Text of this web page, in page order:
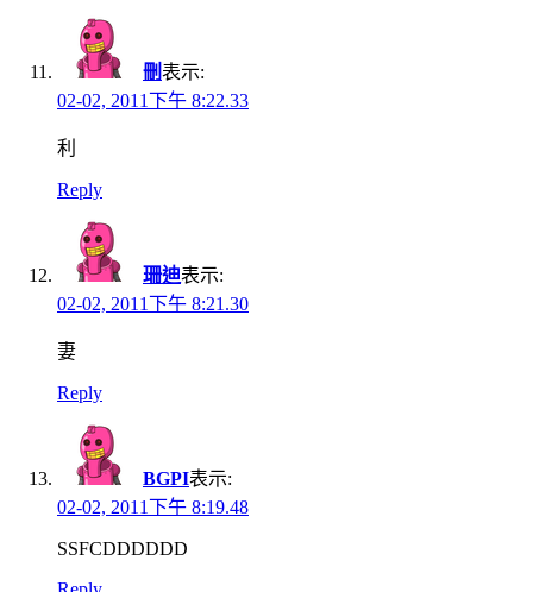
刪表示:
02-02, 2011下午 8:22.33
利
Reply
珊迪表示:
02-02, 2011下午 8:21.30
妻
Reply
BGPI表示:
02-02, 2011下午 8:19.48
SSFCDDDDDD